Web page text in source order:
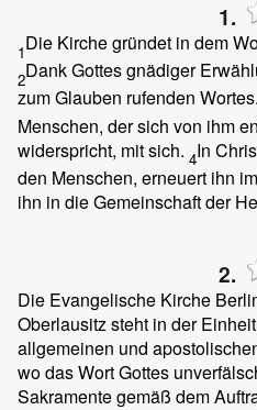
1.
1Die Kirche gründet in dem
2Dank Gottes gnädiger
zum Glauben rufenden Wortes.
Menschen, der sich von ihm
widerspricht, mit sich. 4In
den Menschen, erneuert ihn
ihn in die Gemeinschaft der
2.
Die Evangelische Kirche
Oberlausitz steht in der
allgemeinen und
wo das Wort Gottes
Sakramente gemäß dem